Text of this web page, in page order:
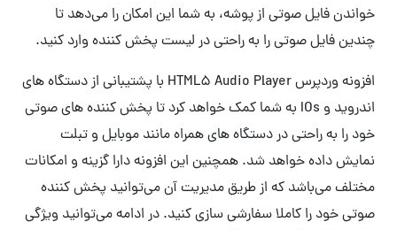
خواندن فایل صوتی از پوشه، به شما این امکان را می‌دهد تا
چندین فایل صوتی را به راحتی در لیست پخش کننده وارد کنید.
افزونه وردپرس HTML5 Audio Player با پشتیبانی از دستگاه های
اندروید و IOs به شما کمک خواهد کرد تا پخش کننده های صوتی
خود را به راحتی در دستگاه های همراه مانند موبایل و تبلت
نمایش داده خواهد شد. همچنین این افزونه دارا گزینه و امکانات
مختلف می‌باشد که از طریق مدیریت آن می‌توانید پخش کننده
صوتی خود را کاملا سفارشی سازی کنید. در ادامه می‌توانید ویژگی